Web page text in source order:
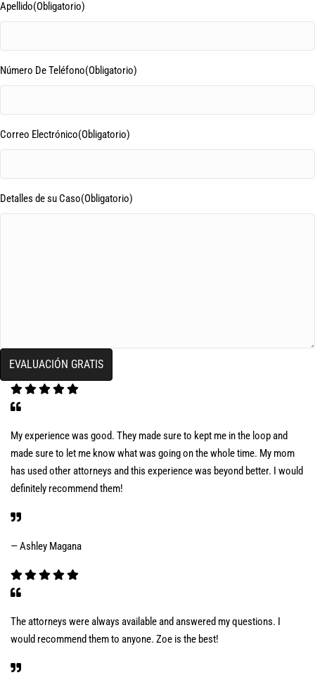
Apellido(Obligatorio)
Número De Teléfono(Obligatorio)
Correo Electrónico(Obligatorio)
Detalles de su Caso(Obligatorio)
My experience was good. They made sure to kept me in the loop and
made sure to let me know what was going on the whole time. My mom
has used other attorneys and this experience was beyond better. I would
definitely recommend them!
— Ashley Magana
The attorneys were always available and answered my questions. I
would recommend them to anyone. Zoe is the best!